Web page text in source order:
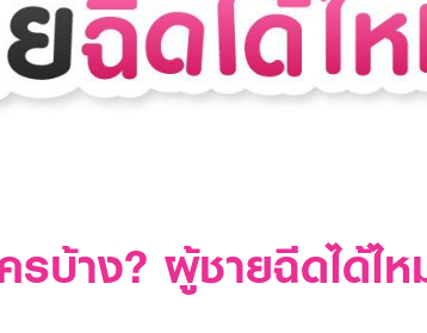
บ้าง? ผู้ชายฉีดได้ไ